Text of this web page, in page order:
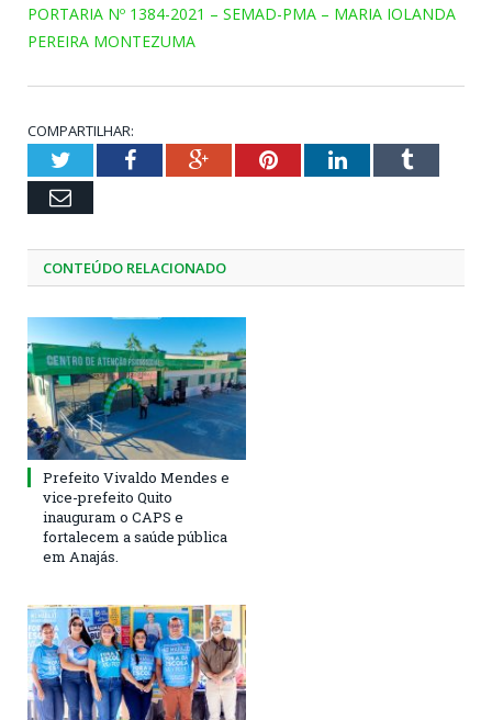
PORTARIA Nº 1384-2021 – SEMAD-PMA – MARIA IOLANDA
PEREIRA MONTEZUMA
COMPARTILHAR:
TwitterFacebookGoogle+PinterestLinkedInTumblr
Email
CONTEÚDO RELACIONADO
Prefeito Vivaldo Mendes e
vice-prefeito Quito
inauguram o CAPS e
fortalecem a saúde pública
em Anajás.